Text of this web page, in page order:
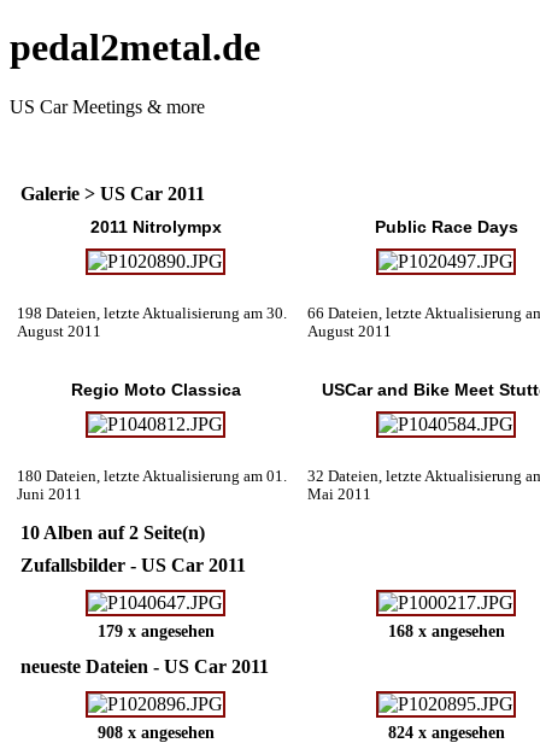
pedal2metal.de
US Car Meetings & more
Galerie > US Car 2011
2011 Nitrolympx
198 Dateien, letzte Aktualisierung am 30.
August 2011
Public Race Days
66 Dateien, letzte Aktualisierung
August 2011
Regio Moto Classica
180 Dateien, letzte Aktualisierung am 01.
Juni 2011
USCar and Bike Meet
32 Dateien, letzte Aktualisierung
Mai 2011
10 Alben auf 2 Seite(n)
Zufallsbilder - US Car 2011
179 x angesehen 168 x angesehen
neueste Dateien - US Car 2011
908 x angesehen 824 x angesehen